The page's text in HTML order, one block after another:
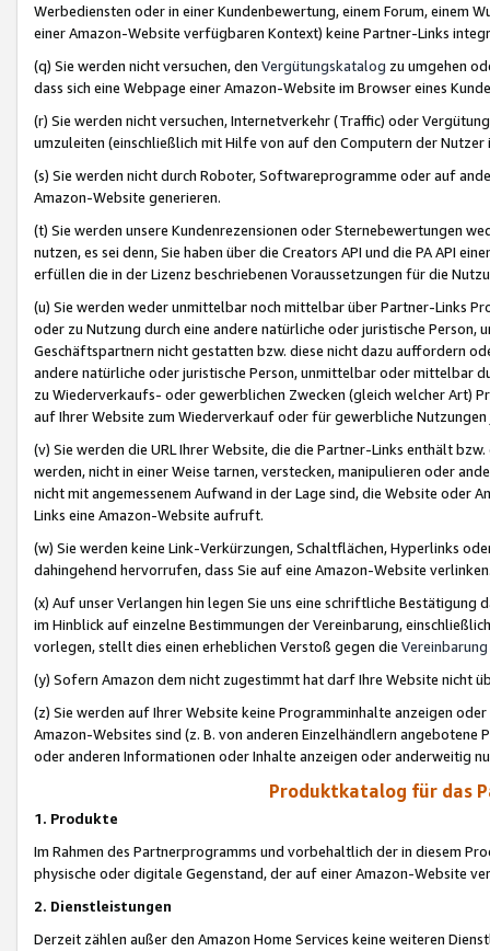
Werbediensten oder in einer Kundenbewertung, einem Forum, einem
einer Amazon-Website verfügbaren Kontext) keine Partner-Links
(q) Sie werden nicht versuchen, den Vergütungskatalog zu umgehen
dass sich eine Webpage einer Amazon-Website im Browser eines
(r) Sie werden nicht versuchen, Internetverkehr (Traffic) oder
umzuleiten (einschließlich mit Hilfe von auf den Computern der
(s) Sie werden nicht durch Roboter, Softwareprogramme oder auf
Amazon-Website generieren.
(t) Sie werden unsere Kundenrezensionen oder Sternebewertungen
nutzen, es sei denn, Sie haben über die Creators API und die PA API
erfüllen die in der Lizenz beschriebenen Voraussetzungen für die
(u) Sie werden weder unmittelbar noch mittelbar über Partner-Links
oder zu Nutzung durch eine andere natürliche oder juristische
Geschäftspartnern nicht gestatten bzw. diese nicht dazu auffordern
andere natürliche oder juristische Person, unmittelbar oder mittelbar
zu Wiederverkaufs- oder gewerblichen Zwecken (gleich welcher Art)
auf Ihrer Website zum Wiederverkauf oder für gewerbliche
(v) Sie werden die URL Ihrer Website, die die Partner-Links enthält
werden, nicht in einer Weise tarnen, verstecken, manipulieren oder
nicht mit angemessenem Aufwand in der Lage sind, die Website oder
Links eine Amazon-Website aufruft.
(w) Sie werden keine Link-Verkürzungen, Schaltflächen, Hyperlinks
dahingehend hervorrufen, dass Sie auf eine Amazon-Website
(x) Auf unser Verlangen hin legen Sie uns eine schriftliche
im Hinblick auf einzelne Bestimmungen der Vereinbarung,
vorlegen, stellt dies einen erheblichen Verstoß gegen die Vereinbarung
(y) Sofern Amazon dem nicht zugestimmt hat darf Ihre Website nicht
(z) Sie werden auf Ihrer Website keine Programminhalte anzeigen
Amazon-Websites sind (z. B. von anderen Einzelhändlern
oder anderen Informationen oder Inhalte anzeigen oder anderweitig
Produktkatalog für das
1. Produkte
Im Rahmen des Partnerprogramms und vorbehaltlich der in diesem
physische oder digitale Gegenstand, der auf einer Amazon-Website
2. Dienstleistungen
Derzeit zählen außer den Amazon Home Services keine weiteren